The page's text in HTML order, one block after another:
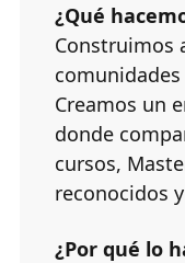
¿Qué
Construimos
comunidades
Creamos un
donde
cursos,
reconocidos
¿Por qué lo